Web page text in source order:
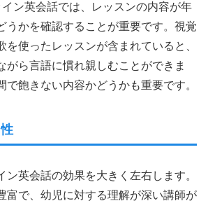
ン英会話では、レッスンの内容が年
うかを確認することが重要です。視覚
を使ったレッスンが含まれていると、
がら言語に慣れ親しむことができま
で飽きない内容かどうかも重要です。
ン英会話の効果を大きく左右します。
富で、幼児に対する理解が深い講師が